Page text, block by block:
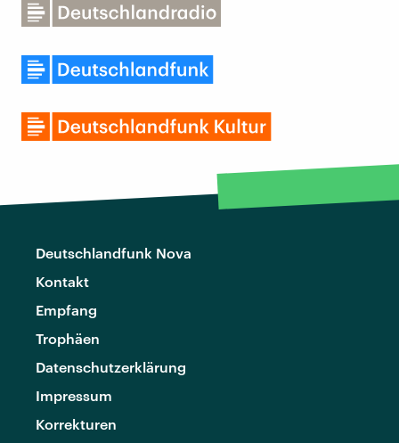
Deutschlandfunk Nova
Kontakt
Empfang
Trophäen
Datenschutzerklärung
Impressum
Korrekturen